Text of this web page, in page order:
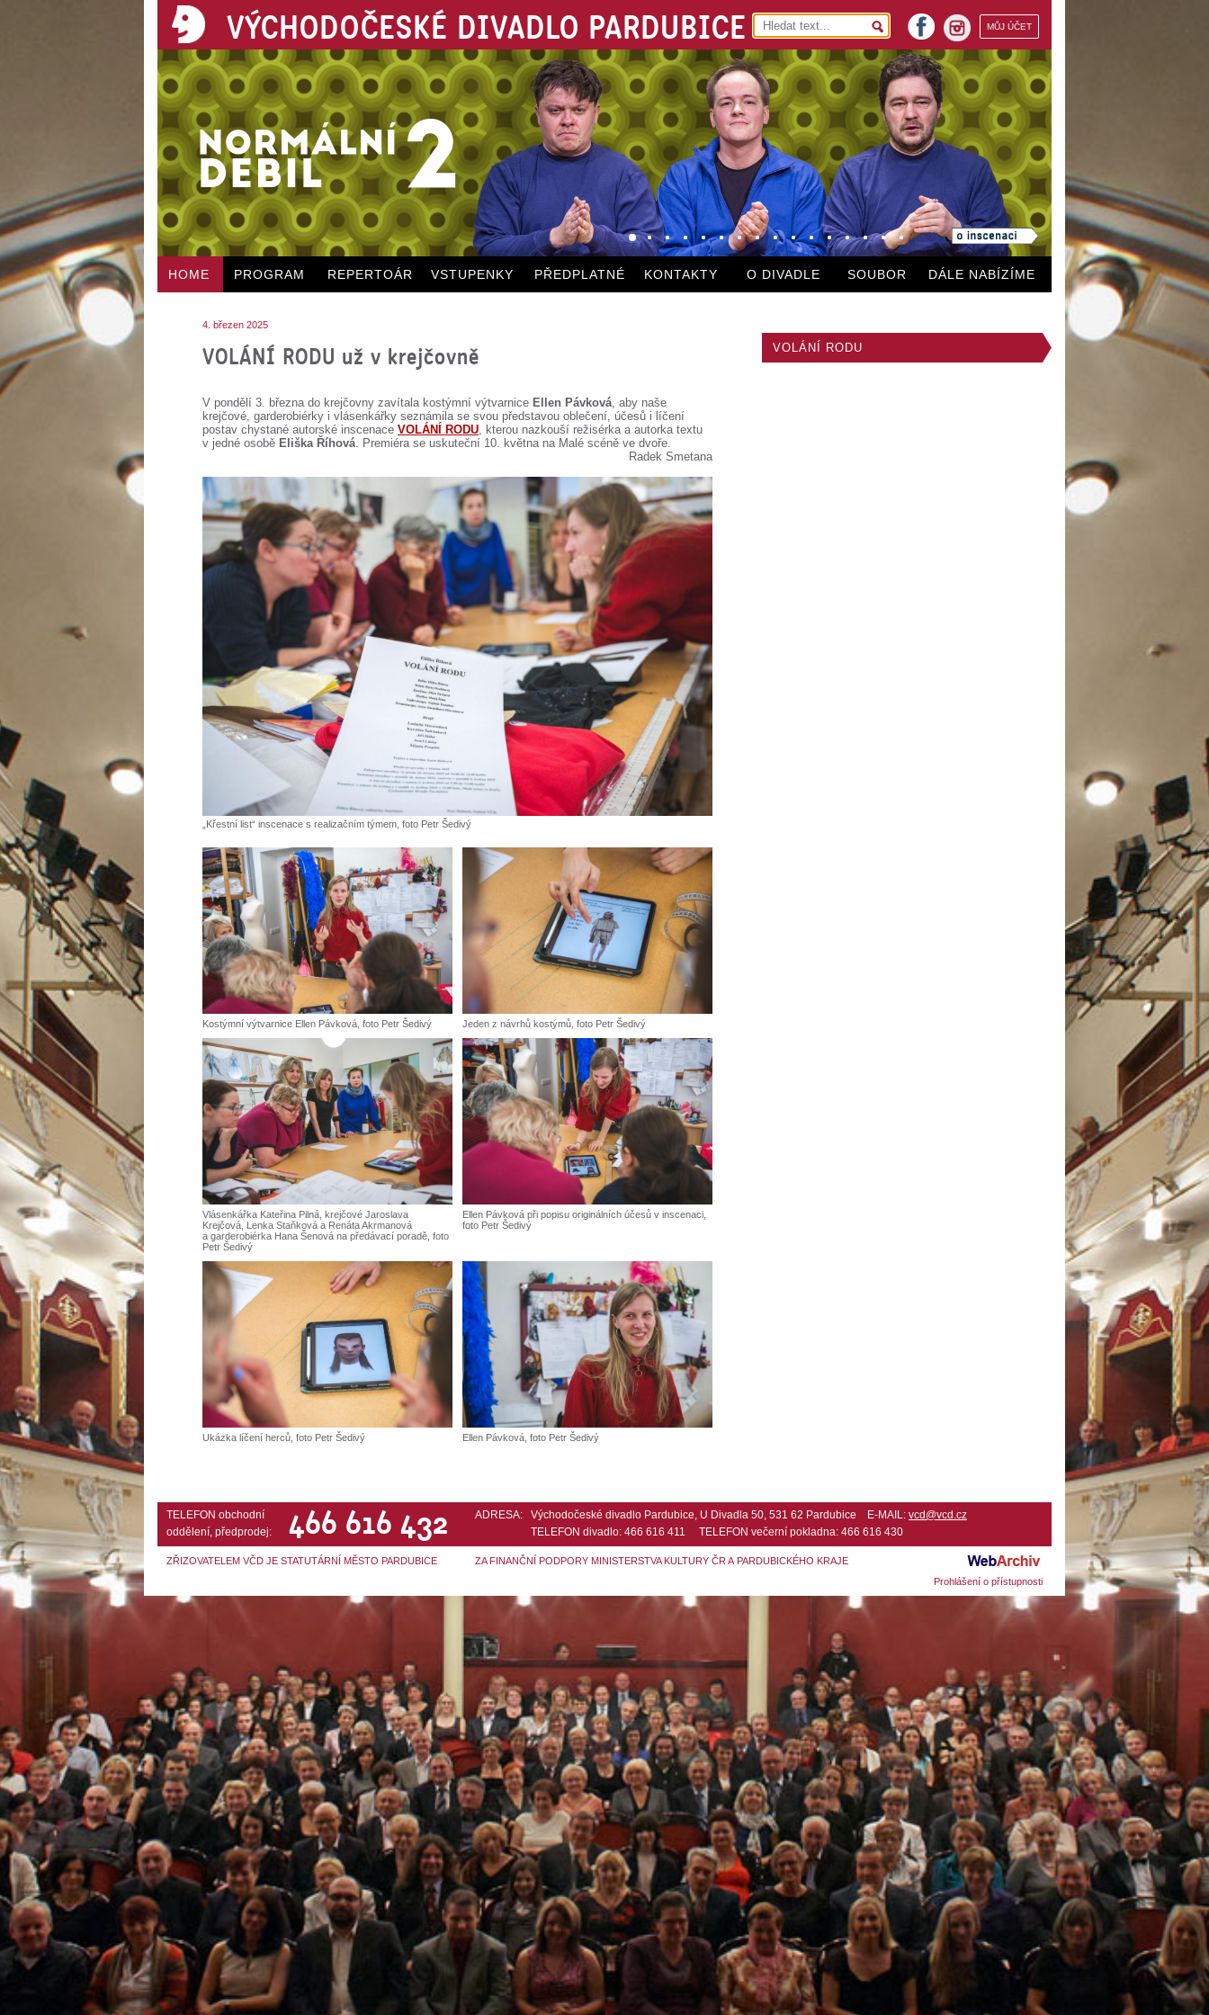
VÝCHODOČESKÉ DIVADLO PARDUBICE MŮJ ÚČET
instagram
facebook
HOME PROGRAM REPERTOÁR VSTUPENKY PŘEDPLATNÉ KONTAKTY O DIVADLE SOUBOR DÁLE NABÍZÍME
4. březen 2025
VOLÁNÍ RODU už v krejčovně
V pondělí 3. března do krejčovny zavítala kostýmní výtvarnice Ellen Pávková, aby naše
krejčové, garderobiérky i vlásenkářky seznámila se svou představou oblečení, účesů i líčení
postav chystané autorské inscenace VOLÁNÍ RODU, kterou nazkouší režisérka a autorka textu
v jedné osobě Eliška Říhová. Premiéra se uskuteční 10. května na Malé scéně ve dvoře.
Radek Smetana
„Křestní list“ inscenace s realizačním týmem, foto Petr Šedivý
Kostýmní výtvarnice Ellen Pávková, foto Petr Šedivý Jeden z návrhů kostýmů, foto Petr Šedivý
Vlásenkářka Kateřina Pilná, krejčové Jaroslava
Krejčová, Lenka Staňková a Renáta Akrmanová
a garderobiérka Hana Šenová na předávací poradě, foto
Petr Šedivý
Ellen Pávková při popisu originálních účesů v inscenaci,
foto Petr Šedivý
Ukázka líčení herců, foto Petr Šedivý Ellen Pávková, foto Petr Šedivý
VOLÁNÍ RODU
TELEFON obchodní
oddělení, předprodej:
466 616 432 ADRESA: Východočeské divadlo Pardubice, U Divadla 50, 531 62 Pardubice E-MAIL: vcd@vcd.cz
TELEFON divadlo: 466 616 411 TELEFON večerní pokladna: 466 616 430
ZŘIZOVATELEM VČD JE STATUTÁRNÍ MĚSTO PARDUBICE
ZA FINANČNÍ PODPORY MINISTERSTVA KULTURY ČR A PARDUBICKÉHO KRAJE
Prohlášení o přístupnosti